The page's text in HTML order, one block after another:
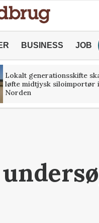
BUSINESS JOB
Lokalt generationsskifte
løfte midtjysk siloimportør i
Norden